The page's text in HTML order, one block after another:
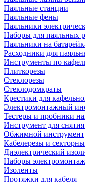
Паяльные станции
Паяльные фены
Паяльники
Наборы для паяльных
Паяльники на
Расходники для
Инструменты по
Плиткорезы
Стеклорезы
Стеклодомкраты
Крестики для
Электромонтажный
Тестеры и пробники
Инструмент для
Обжимной инструмент
Кабелерезы и
Диэлектрический
Наборы
Изоленты
Протяжки для кабеля